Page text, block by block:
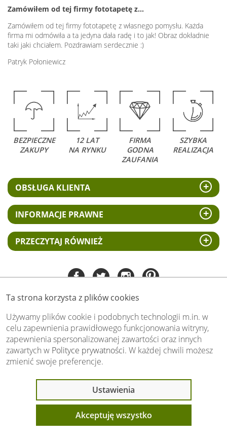
Ta strona korzysta z plików cookies
Używamy plików cookie i podobnych technologii m.in. w
celu zapewnienia prawidłowego funkcjonowania witryny,
zapewnienia spersonalizowanej zawartości oraz innych
zawartych w Polityce prywatności. W każdej chwili możesz
zmienić swoje preferencje.
Ustawienia
Akceptuję wszystko
Zamówiłem od tej firmy fototapetę z…
Zamówiłem od tej firmy fototapetę z własnego pomysłu. Każda
firma mi odmówiła a ta jedyna dała radę i to jak! Obraz dokładnie
taki jaki chciałem. Pozdrawiam serdecznie :)
Patryk Połoniewicz
BEZPIECZNE
ZAKUPY
12 LAT
NA RYNKU
FIRMA
GODNA
ZAUFANIA
SZYBKA
REALIZACJA
OBSŁUGA KLIENTA
INFORMACJE PRAWNE
PRZECZYTAJ RÓWNIEŻ
Tel:535 505 106
(pn-pt 8.00 - 15.00)
biuro@swiat-obrazow.pl
Copyright by swiat-obrazow.pl 2026,
Wszelkie prawa zastrzeżone
Otrzymaliśmy4.89pkt. na5możliwych.
Oceń nas również Ty:
Ostatnio 21 osób
oglądało ten produkt